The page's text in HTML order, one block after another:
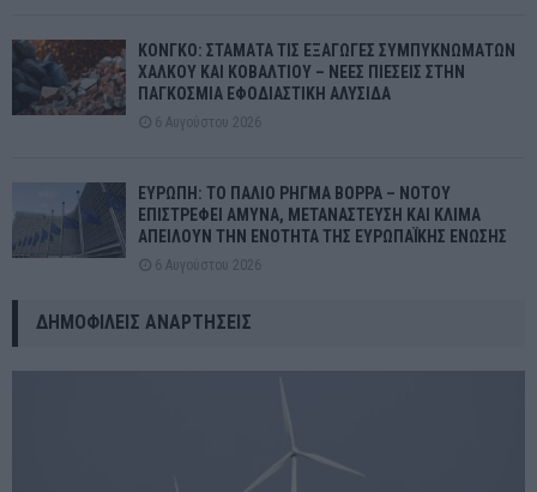
ΚΟΝΓΚΟ: ΣΤΑΜΑΤΑ ΤΙΣ ΕΞΑΓΩΓΕΣ ΣΥΜΠΥΚΝΩΜΑΤΩΝ
ΧΑΛΚΟΥ ΚΑΙ ΚΟΒΑΛΤΙΟΥ – ΝΕΕΣ ΠΙΕΣΕΙΣ ΣΤΗΝ
ΠΑΓΚΟΣΜΙΑ ΕΦΟΔΙΑΣΤΙΚΗ ΑΛΥΣΙΔΑ
6 Αυγούστου 2026
ΕΥΡΩΠΗ: ΤΟ ΠΑΛΙΟ ΡΗΓΜΑ ΒΟΡΡΑ – ΝΟΤΟΥ
ΕΠΙΣΤΡΕΦΕΙ ΑΜΥΝΑ, ΜΕΤΑΝΑΣΤΕΥΣΗ ΚΑΙ ΚΛΙΜΑ
ΑΠΕΙΛΟΥΝ ΤΗΝ ΕΝΟΤΗΤΑ ΤΗΣ ΕΥΡΩΠΑΪΚΗΣ ΕΝΩΣΗΣ
6 Αυγούστου 2026
ΔΗΜΟΦΙΛΕΊΣ ΑΝΑΡΤΉΣΕΙΣ